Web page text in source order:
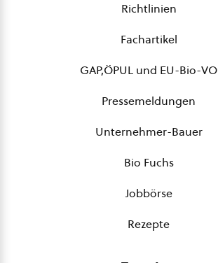
Richtlinien
Fachartikel
GAP,ÖPUL und EU-Bio-VO
Pressemeldungen
Unternehmer-Bauer
Bio Fuchs
Jobbörse
Rezepte